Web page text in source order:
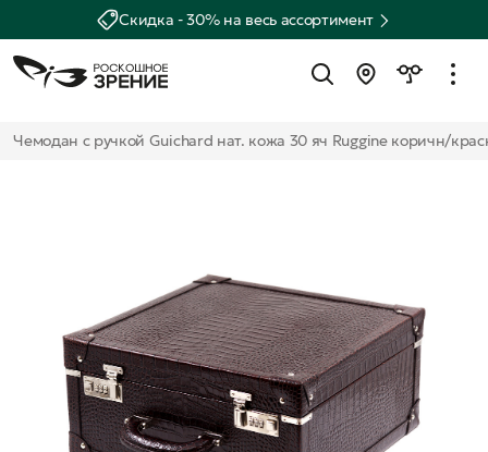
Скидка - 30% на весь ассортимент
Чемодан с ручкой Guichard нат. кожа 30 яч Ruggine коричн/